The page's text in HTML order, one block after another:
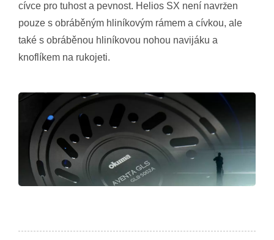
cívce pro tuhost a pevnost. Helios SX není navržen
pouze s obráběným hliníkovým rámem a cívkou, ale
také s obráběnou hliníkovou nohou navijáku a
knoflíkem na rukojeti.